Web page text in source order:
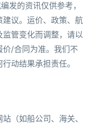
发的资讯仅供参考，
议。运价、政策、航
管变化而调整，请以
价/合同为准。我们不
动结果承担责任。
（如船公司、海关、